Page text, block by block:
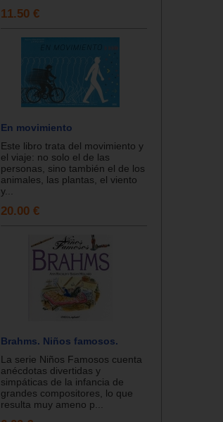
11.50 €
En movimiento
Este libro trata del movimiento y
el viaje: no solo el de las
personas, sino también el de los
animales, las plantas, el viento
y...
20.00 €
Brahms. Niños famosos.
La serie Niños Famosos cuenta
anécdotas divertidas y
simpáticas de la infancia de
grandes compositores, lo que
resulta muy ameno p...